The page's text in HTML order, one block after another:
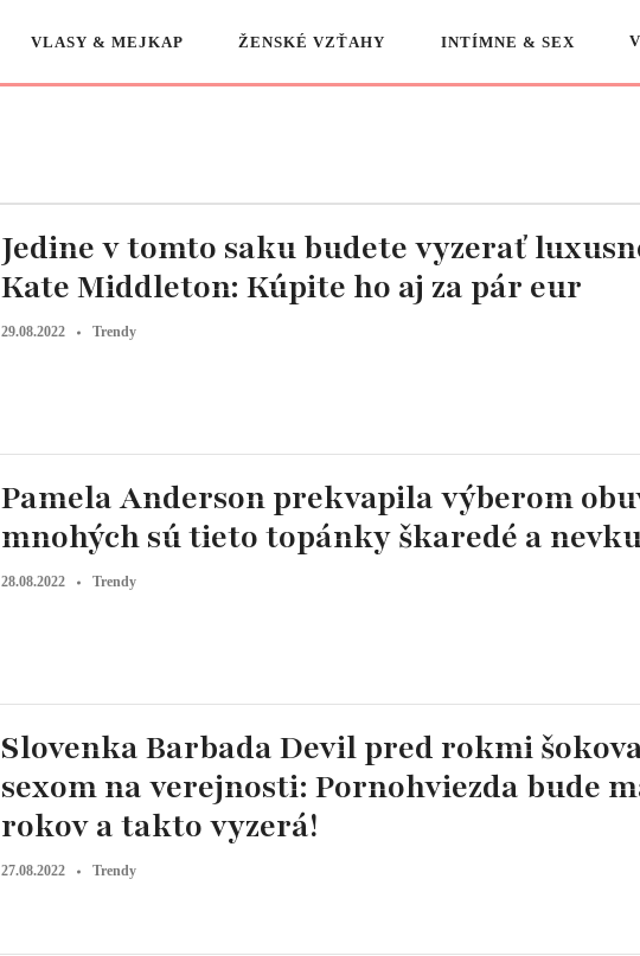
VLASY & MEJKAP ŽENSKÉ VZŤAHY INTÍMNE & SEX
Jedine v tomto saku budete vyzerať
Kate Middleton: Kúpite ho aj za pár eur
29.08.2022 Trendy
Pamela Anderson prekvapila výberom
mnohých sú tieto topánky škaredé a
28.08.2022 Trendy
Slovenka Barbada Devil pred rokmi
sexom na verejnosti: Pornohviezda bude
rokov a takto vyzerá!
27.08.2022 Trendy